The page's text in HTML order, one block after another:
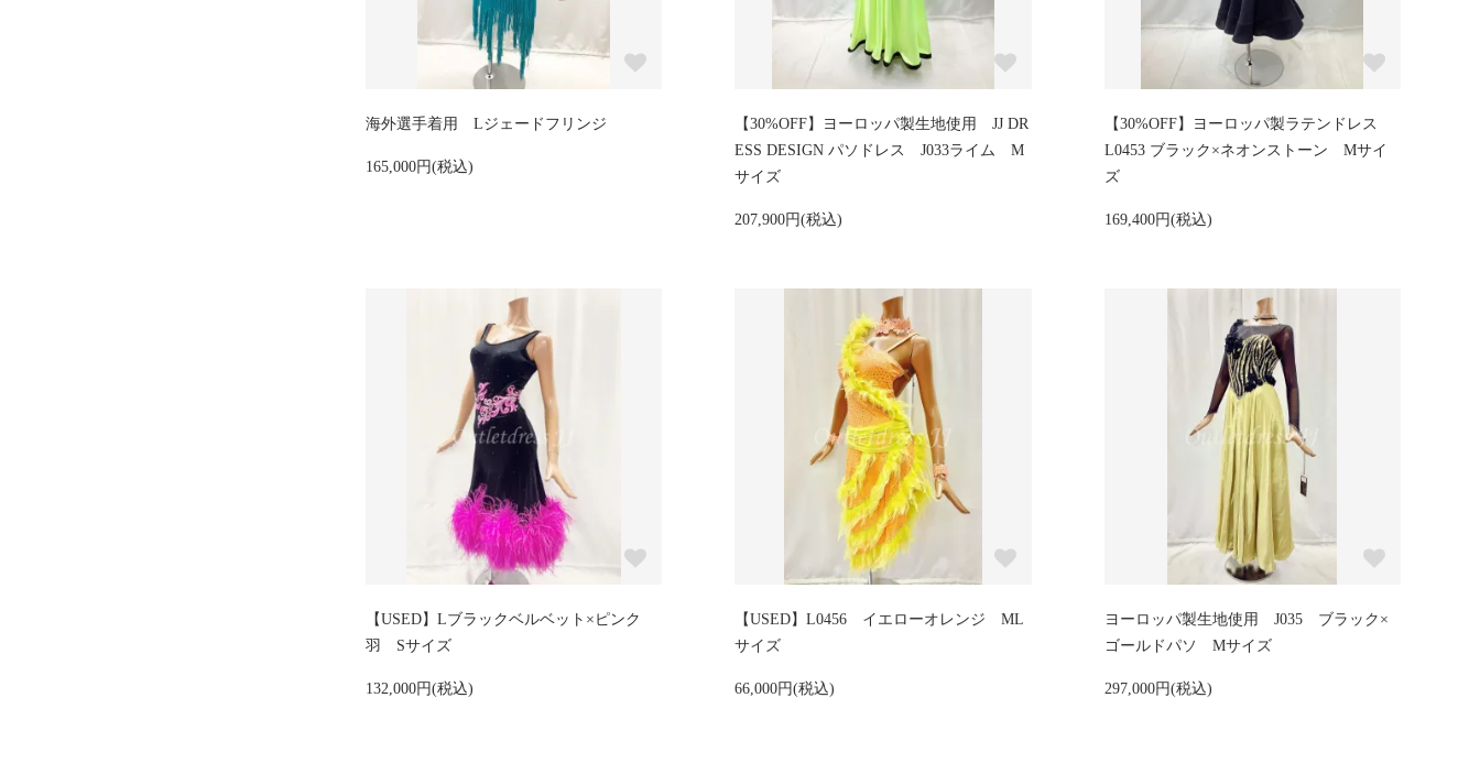
海外選手着用 Lジェードフリンジ
165,000円(税込)
【30%OFF】ヨーロッパ製生地使用 JJ DR
ESS DESIGN パソドレス J033ライム M
サイズ
207,900円(税込)
【30%OFF】ヨーロッパ製ラテンドレス
L0453 ブラック×ネオンストーン Mサイ
ズ
169,400円(税込)
【USED】Lブラックベルベット×ピンク
羽 Sサイズ
132,000円(税込)
【USED】L0456 イエローオレンジ ML
サイズ
66,000円(税込)
ヨーロッパ製生地使用 J035 ブラック×
ゴールドパソ Mサイズ
297,000円(税込)